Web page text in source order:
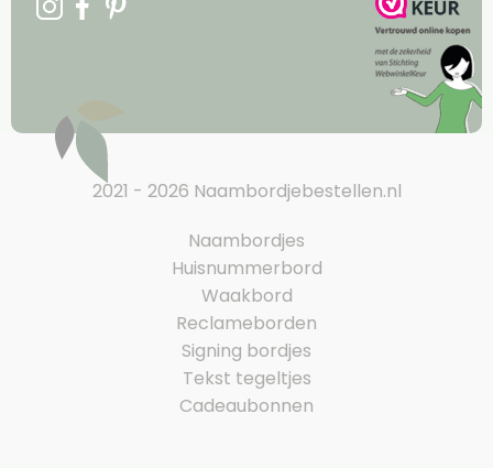
2021 - 2026 Naambordjebestellen.nl
Naambordjes
Huisnummerbord
Waakbord
Reclameborden
Signing bordjes
Tekst tegeltjes
Cadeaubonnen